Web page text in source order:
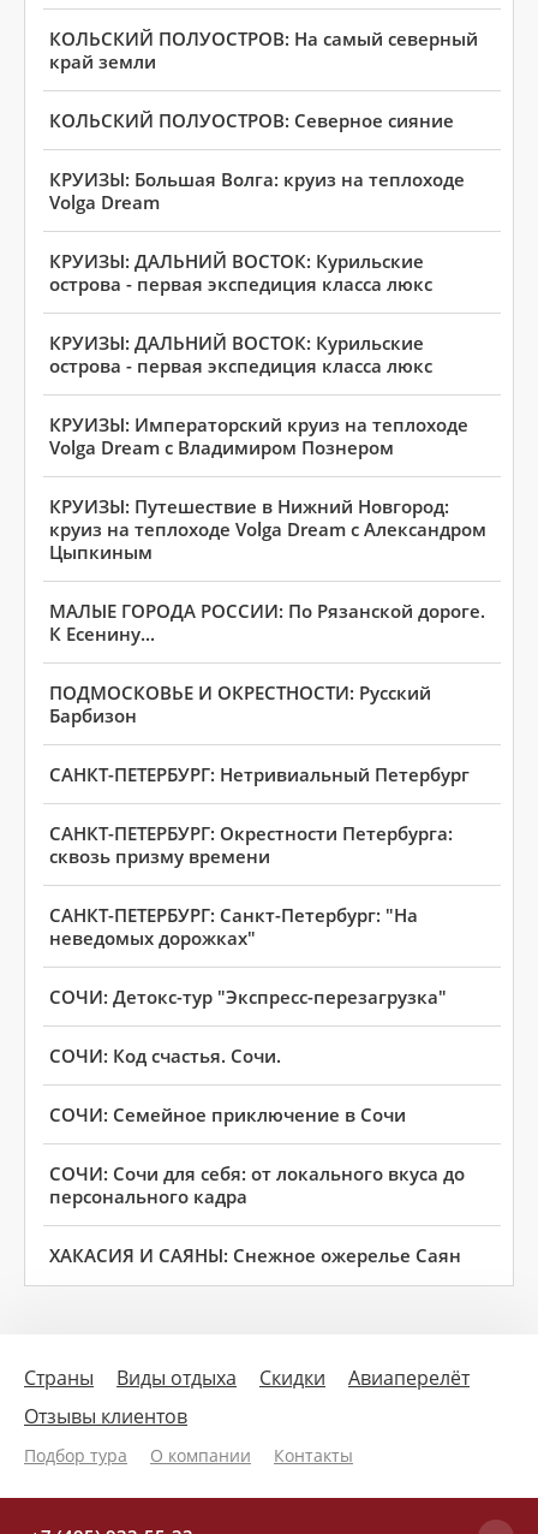
КОЛЬСКИЙ ПОЛУОСТРОВ: На самый северный
край земли
КОЛЬСКИЙ ПОЛУОСТРОВ: Северное сияние
КРУИЗЫ: Большая Волга: круиз на теплоходе
Volga Dream
КРУИЗЫ: ДАЛЬНИЙ ВОСТОК: Курильские
острова - первая экспедиция класса люкс
КРУИЗЫ: ДАЛЬНИЙ ВОСТОК: Курильские
острова - первая экспедиция класса люкс
КРУИЗЫ: Императорский круиз на теплоходе
Volga Dream с Владимиром Познером
КРУИЗЫ: Путешествие в Нижний Новгород:
круиз на теплоходе Volga Dream с Александром
Цыпкиным
МАЛЫЕ ГОРОДА РОССИИ: По Рязанской дороге.
К Есенину...
ПОДМОСКОВЬЕ И ОКРЕСТНОСТИ: Русский
Барбизон
САНКТ-ПЕТЕРБУРГ: Нетривиальный Петербург
САНКТ-ПЕТЕРБУРГ: Окрестности Петербурга:
сквозь призму времени
САНКТ-ПЕТЕРБУРГ: Санкт-Петербург: "На
неведомых дорожках"
СОЧИ: Детокс-тур "Экспресс-перезагрузка"
СОЧИ: Код счастья. Сочи.
СОЧИ: Семейное приключение в Сочи
СОЧИ: Сочи для себя: от локального вкуса до
персонального кадра
ХАКАСИЯ И САЯНЫ: Снежное ожерелье Саян
Страны Виды отдыха Скидки
Авиаперелёт
Отзывы клиентов
Подбор тура О компании Контакты